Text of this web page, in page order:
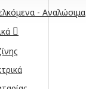
- Αναλώσιμα